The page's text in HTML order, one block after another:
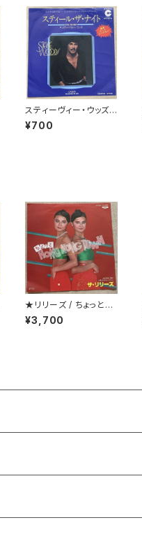
スティーヴィー・ウッズ /
スティール・ザ・ナイト
¥700
★リリーズ / ちょっとH
ONG KONG TOWN
¥3,700